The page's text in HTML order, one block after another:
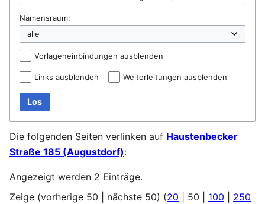
Namensraum:
Vorlageneinbindungen ausblenden
Links ausblenden Weiterleitungen ausblenden
Los
Die folgenden Seiten verlinken auf Haustenbecker
Straße 185 (Augustdorf):
Angezeigt werden 2 Einträge.
Zeige (vorherige 50 nächste 50) (20 50 100
250